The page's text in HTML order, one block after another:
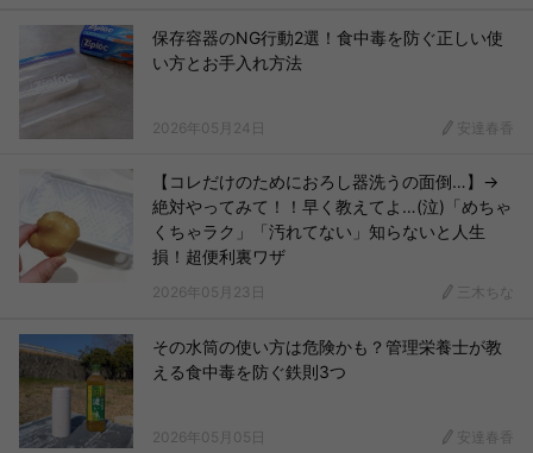
保存容器のNG行動2選！食中毒を防ぐ正しい使
い方とお手入れ方法
2026年05月24日 安達春香
【コレだけのためにおろし器洗うの面倒…】→
絶対やってみて！！早く教えてよ…(泣)「めちゃ
くちゃラク」「汚れてない」知らないと人生
損！超便利裏ワザ
2026年05月23日 三木ちな
その水筒の使い方は危険かも？管理栄養士が教
える食中毒を防ぐ鉄則3つ
2026年05月05日 安達春香